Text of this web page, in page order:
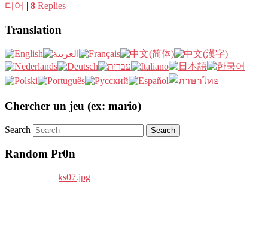
디어 | 8 Replies
Translation
Chercher un jeu (ex: mario)
Search
Random Pr0n